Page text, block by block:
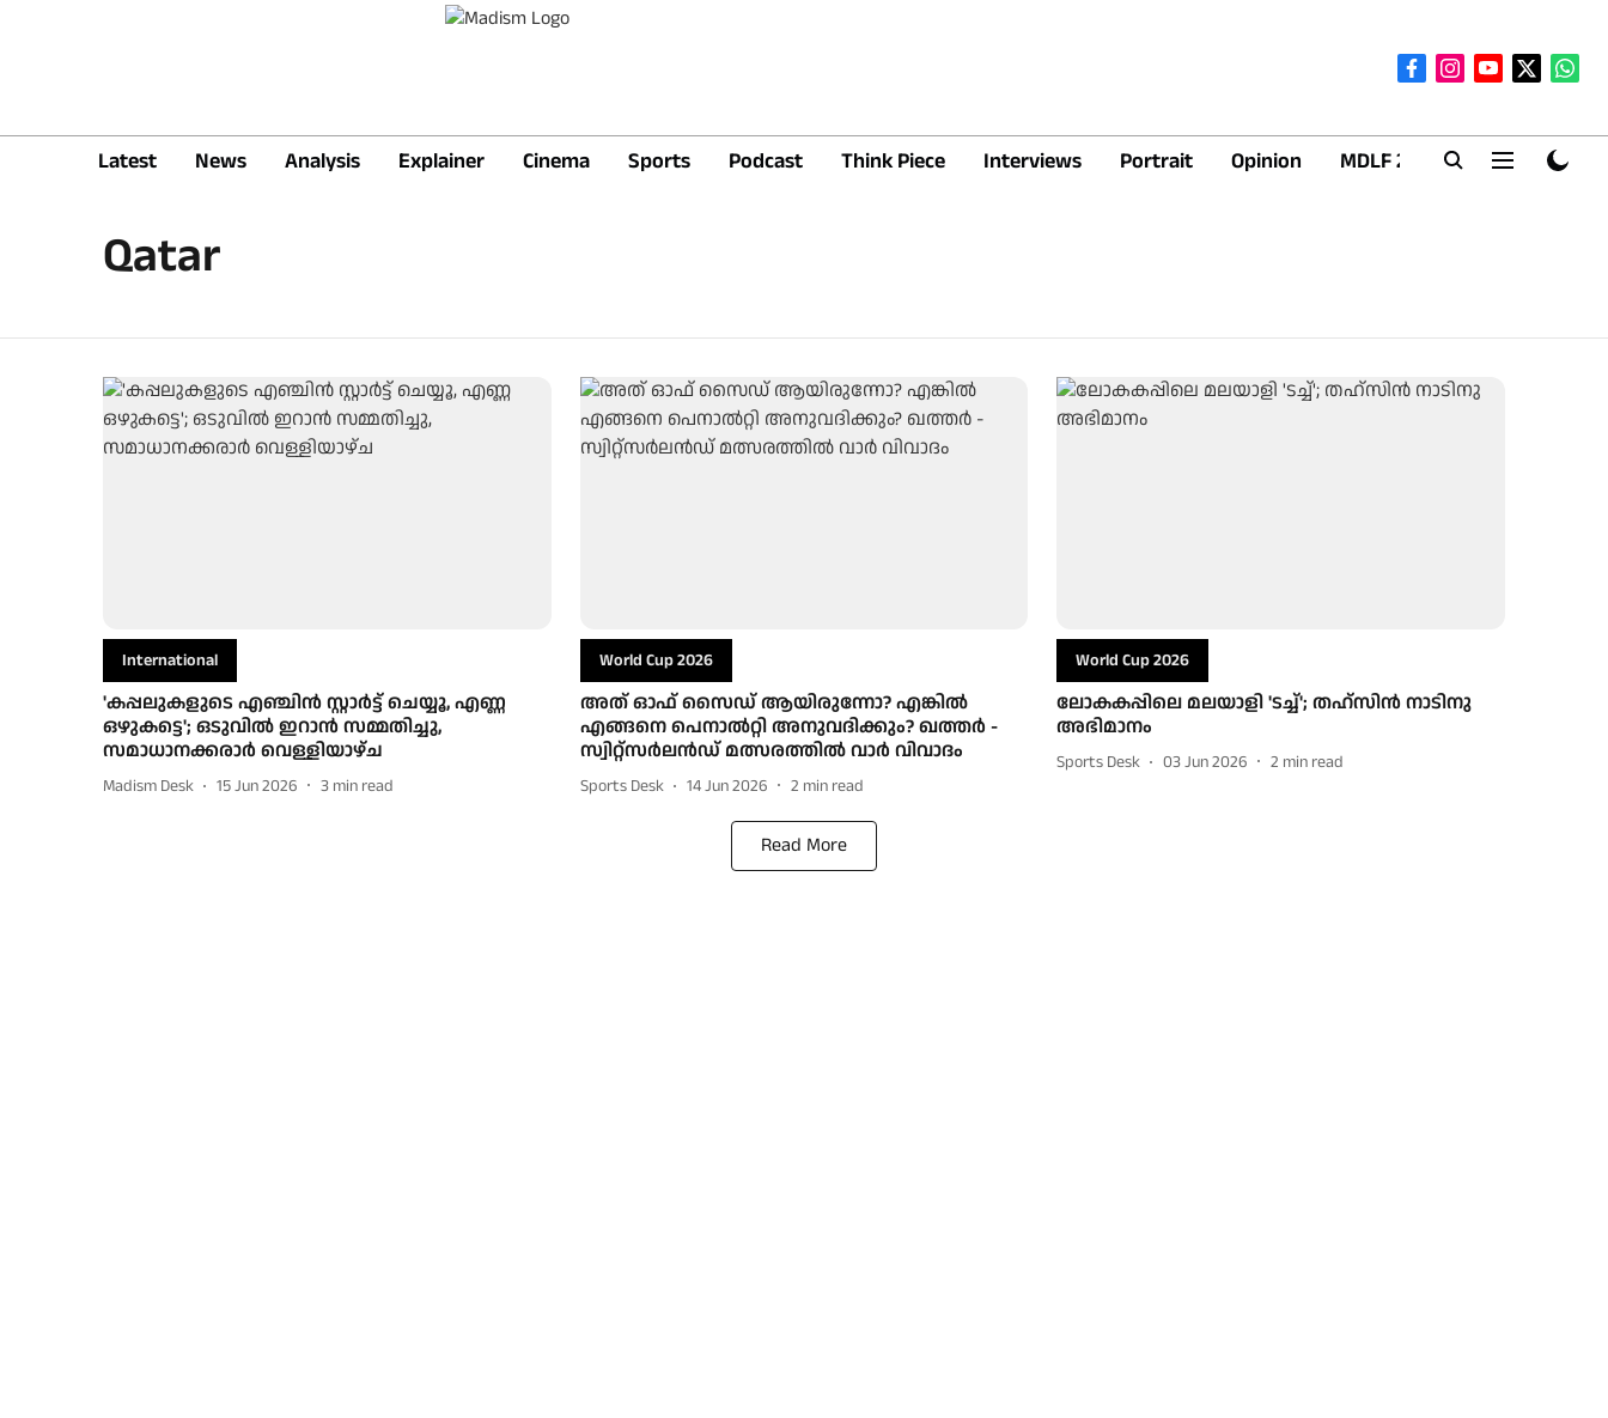
Latest News Analysis Explainer Cinema Sports Podcast Think Piece Interviews Portrait Opinion MDLF 2026
Qatar
International
'കപ്പലുകളുടെ എഞ്ചിൻ സ്റ്റാർട്ട് ചെയ്യൂ, എണ്ണ
ഒഴുകട്ടെ'; ഒടുവില്‍ ഇറാന്‍ സമ്മതിച്ചു,
സമാധാനക്കരാർ വെള്ളിയാഴ്ച
Madism Desk 15 Jun 2026 3 min read
World Cup 2026
അത് ഓഫ് സൈഡ് ആയിരുന്നോ? എങ്കില്‍
എങ്ങനെ പെനാല്‍റ്റി അനുവദിക്കും? ഖത്തര്‍ -
സ്വിറ്റ്‌സര്‍ലന്‍ഡ് മത്സരത്തില്‍ വാര്‍ വിവാദം
Sports Desk 14 Jun 2026 2 min read
World Cup 2026
ലോകകപ്പിലെ മലയാളി 'ടച്ച്'; തഹ്‌സിൻ നാടിനു
അഭിമാനം
Sports Desk 03 Jun 2026 2 min read
Read More